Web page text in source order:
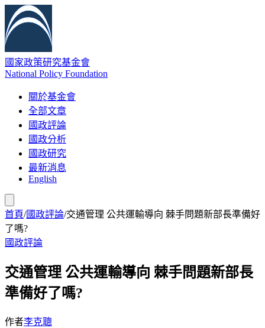
國家政策研究基金會
National Policy Foundation
關於基金會
全部文章
國政評論
國政分析
國政研究
最新消息
English
首頁/國政評論/交通管理 公共運輸導向 棘手問題新部長準備好
了嗎?
國政評論
交通管理 公共運輸導向 棘手問題新部長
準備好了嗎?
作者李克聰